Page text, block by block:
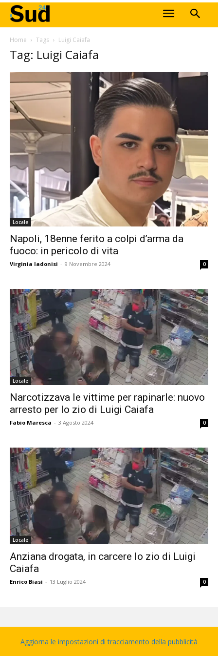
Home Tags Luigi Caiafa
Tag: Luigi Caiafa
Locale
Napoli, 18enne ferito a colpi d’arma da
fuoco: in pericolo di vita
Virginia Iadonisi - 9 Novembre 2024 0
Locale
Narcotizzava le vittime per rapinarle: nuovo
arresto per lo zio di Luigi Caiafa
Fabio Maresca - 3 Agosto 2024 0
Locale
Anziana drogata, in carcere lo zio di Luigi
Caiafa
Enrico Biasi - 13 Luglio 2024 0
Aggiorna le impostazioni di tracciamento della pubblicità